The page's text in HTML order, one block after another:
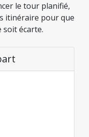
le tour planifié,
itinéraire pour que
écarte.